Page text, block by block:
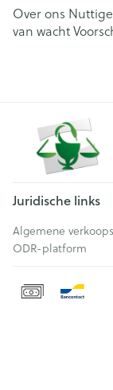
Over ons
van wacht
Juridische links
Algemene
ODR-platform